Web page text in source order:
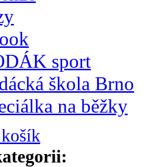
sport
škola Brno
na běžky